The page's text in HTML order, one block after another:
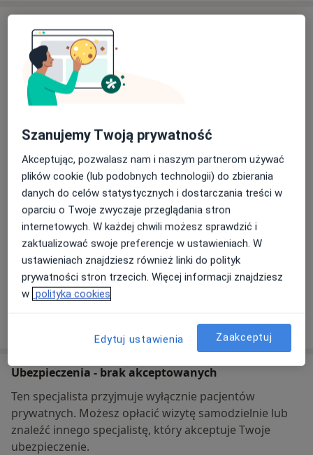
Adresy (6)
Adres 1 Adres 2
Lekarska
Piotra Skargi 9, 62-030
Powiększ mapęotwiera się w nowej karcie
Dostępność
W tym gabinecie nie można umawiać wizyt przez
internet
Co mam zrobić w tej sytuacji?
o adresie
Ubezpieczenia - brak akceptowanych
Ten specjalista przyjmuje wyłącznie pacjentów
prywatnych. Możesz opłacić wizytę samodzielnie lub
znaleźć innego specjalistę, który akceptuje Twoje
ubezpieczenie.
Szanujemy Twoją prywatność
Akceptując, pozwalasz nam i naszym partnerom używać
plików cookie (lub podobnych technologii) do zbierania
danych do celów statystycznych i dostarczania treści w
oparciu o Twoje zwyczaje przeglądania stron
internetowych. W każdej chwili możesz sprawdzić i
zaktualizować swoje preferencje w ustawieniach. W
ustawieniach znajdziesz również linki do polityk
prywatności stron trzecich. Więcej informacji znajdziesz
w polityka cookies
Edytuj ustawienia Zaakceptuj